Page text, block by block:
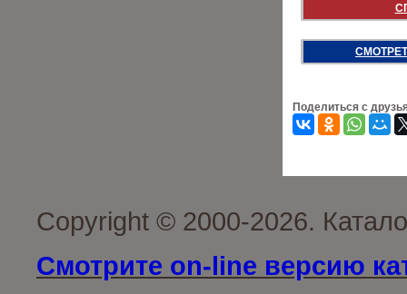
Поделиться с
Copyright © 2000-2026.
Смотрите on-line версию